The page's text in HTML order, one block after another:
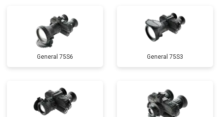
General 75S6 General 75S3